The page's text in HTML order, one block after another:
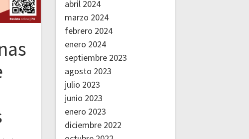
abril 2024
marzo 2024
febrero 2024
enero 2024
septiembre 2023
agosto 2023
julio 2023
junio 2023
enero 2023
diciembre 2022